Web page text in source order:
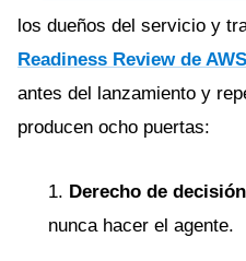
los dueños del servicio y
Readiness Review de AWS
antes del lanzamiento y
producen ocho puertas:
Derecho de
nunca hacer el agente.